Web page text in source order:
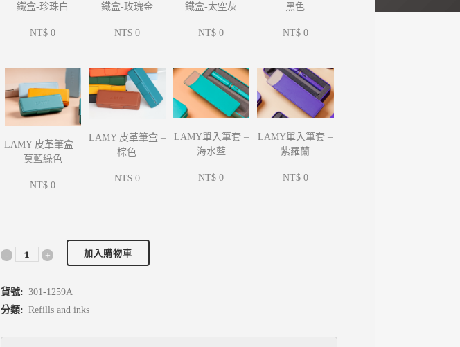
鐵盒-珍珠白
NT$ 0
鐵盒-玫瑰金
NT$ 0
鐵盒-太空灰
NT$ 0
黑色
NT$ 0
LAMY 皮革筆盒 –
莫藍綠色
NT$ 0
LAMY 皮革筆盒 –
棕色
NT$ 0
LAMY單入筆套 –
海水藍
NT$ 0
LAMY單入筆套 –
紫羅蘭
NT$ 0
加入購物車
貨號: 301-1259A
分類: Refills and inks